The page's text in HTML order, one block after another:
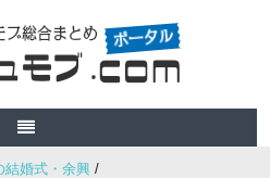
結婚式・余興 /